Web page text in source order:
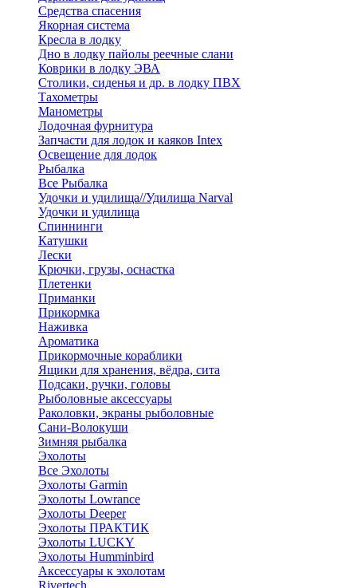
Средства спасения
Якорная система
Кресла в лодку
Дно в лодку пайолы реечные слани
Коврики в лодку ЭВА
Столики, сиденья и др. в лодку ПВХ
Тахометры
Манометры
Лодочная фурнитура
Запчасти для лодок и каяков Intex
Освещение для лодок
Рыбалка
Все Рыбалка
Удочки и удилища//Удилища Narval
Удочки и удилища
Спиннинги
Катушки
Лески
Крючки, грузы, оснастка
Плетенки
Приманки
Прикормка
Наживка
Ароматика
Прикормочные кораблики
Ящики для хранения, вёдра, сита
Подсаки, ручки, головы
Рыболовные аксессуары
Раколовки, экраны рыболовные
Сани-Волокуши
Зимняя рыбалка
Эхолоты
Все Эхолоты
Эхолоты Garmin
Эхолоты Lowrance
Эхолоты Deeper
Эхолоты ПРАКТИК
Эхолоты LUCKY
Эхолоты Humminbird
Аксессуары к эхолотам
Rivertech